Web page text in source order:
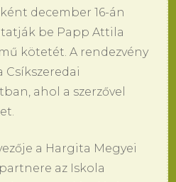
december 16-án
be Papp Attila
kötetét. A rendezvény
Csíkszeredai
ahol a szerzővel
a Hargita Megyei
az Iskola